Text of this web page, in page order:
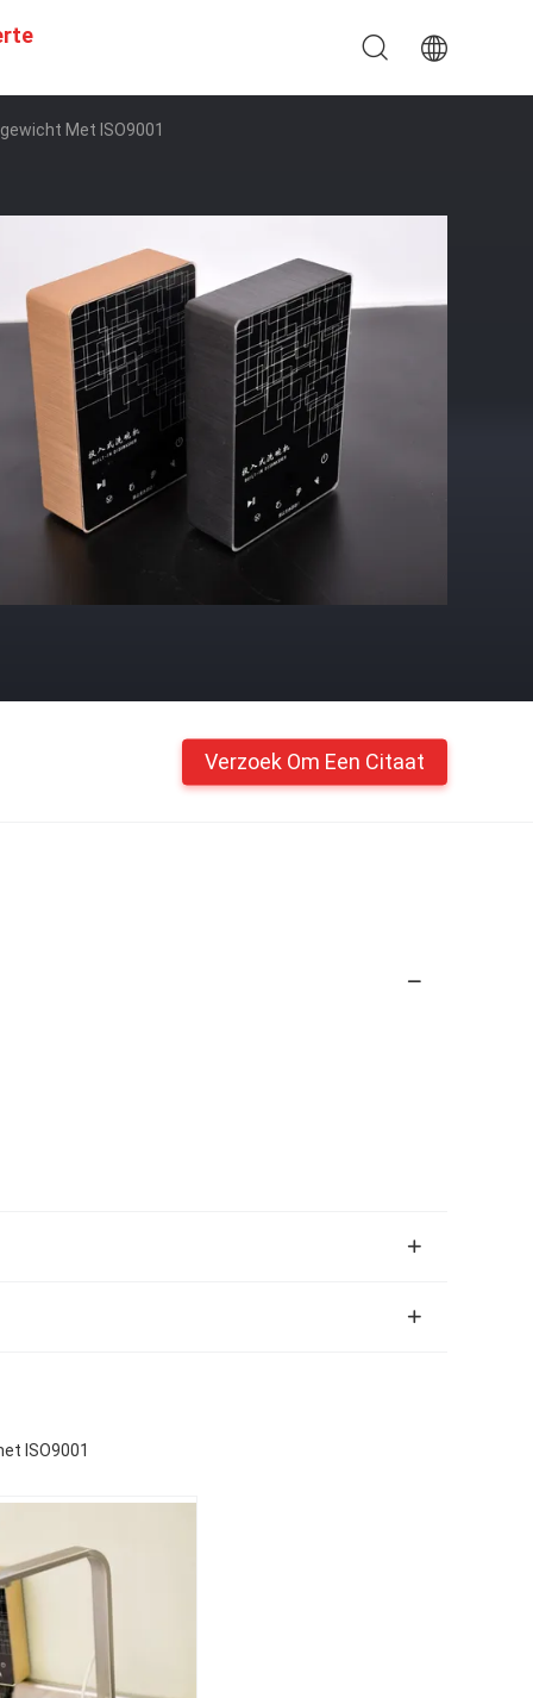
Met ISO9001
Verzoek Om Een Citaat
ISO9001